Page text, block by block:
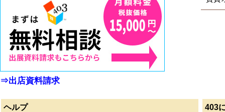
⇒出店資料請求
ヘルプ 403